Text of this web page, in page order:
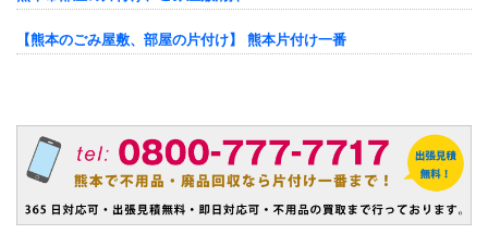
【熊本のごみ屋敷、部屋の片付け】 熊本片付け一番